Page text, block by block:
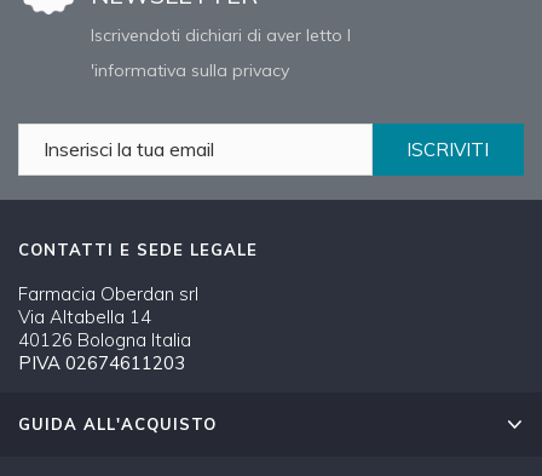
Iscrivendoti dichiari di aver letto l
'informativa sulla privacy
ISCRIVITI
CONTATTI E SEDE LEGALE
Farmacia Oberdan srl
Via Altabella 14
40126 Bologna Italia
PIVA 02674611203
GUIDA ALL'ACQUISTO